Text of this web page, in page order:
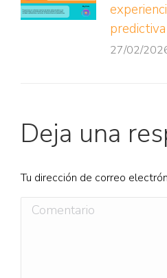
predictiva
27/02/
Deja una
Tu dirección de correo
Comentario